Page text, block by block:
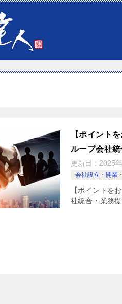
【ポイント
ループ会社
更新日： 2025
会社設立・開
【ポイントを
社統合・業務